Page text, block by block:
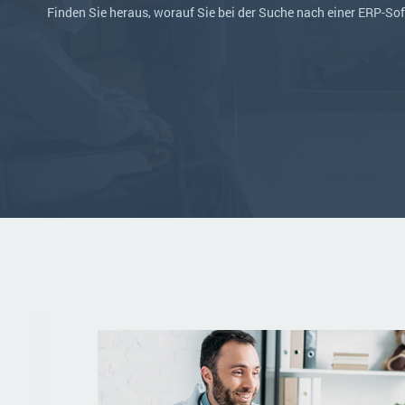
Mehr über ERP-Software
Finden Sie heraus, worauf Sie bei der Suche nach einer ERP-